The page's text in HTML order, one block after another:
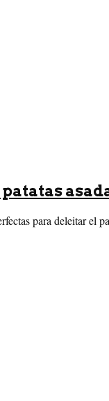
para deleitar